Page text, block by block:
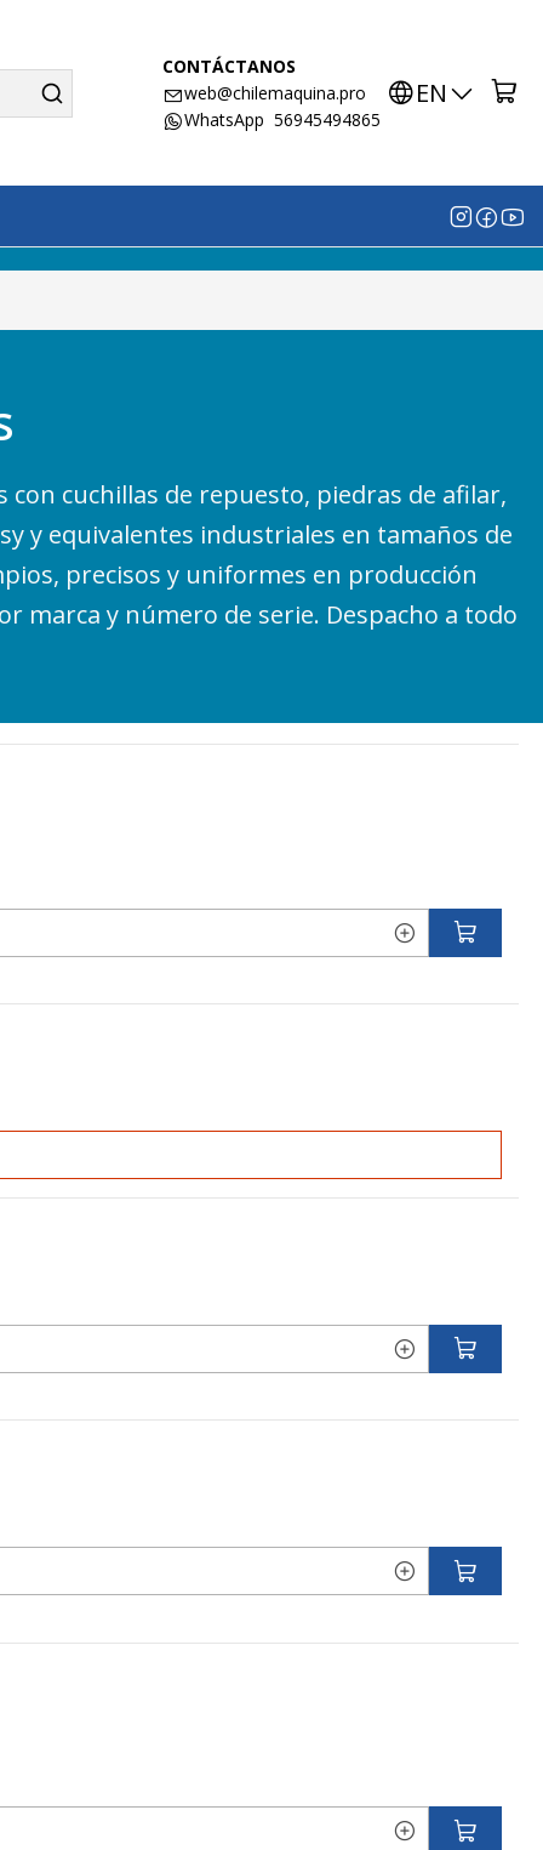
CONTÁCTANOS
web@chilemaquina.pro
WhatsApp 56945494865
EN
cuchillas de repuesto, piedras de afilar,
y equivalentes industriales en tamaños de
precisos y uniformes en producción
marca y número de serie. Despacho a todo